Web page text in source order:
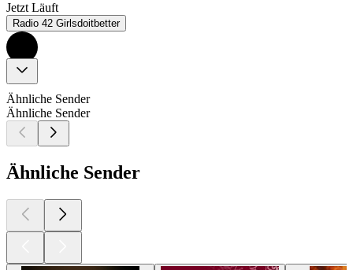
Jetzt Läuft
Radio 42 Girlsdoitbetter
Ähnliche Sender
Ähnliche Sender
Ähnliche Sender